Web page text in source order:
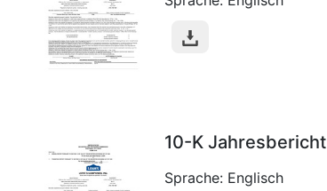
10-K Jahresbericht
Sprache: Englisch